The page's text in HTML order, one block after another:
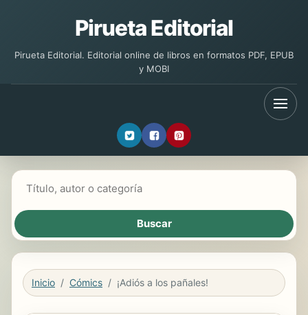
Pirueta Editorial
Pirueta Editorial. Editorial online de libros en formatos PDF, EPUB
y MOBI
Inicio Cómics ¡Adiós a los pañales!